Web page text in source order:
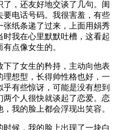
，还友好地交谈了几句。闺
电话号码。我很害羞，有些
纸条递了过来，上面用娟秀
我在心里默默吐槽，这看起
点像女生的。
了女生的矜持，主动向他表
想型，长得帅性格也好，一
有些惊讶，可能是没有想到
个人很快就谈起了恋爱。恋
我的脸上都会浮现出笑容。
候，我的脸上出现了一块白